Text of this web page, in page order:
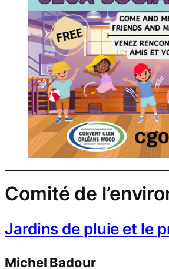
Comité de
Jardins de pluie et le
Michel Badour